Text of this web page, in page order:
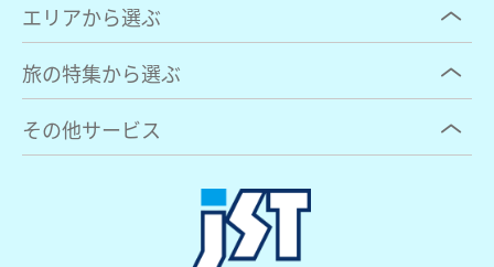
エリアから選ぶ
旅の特集から選ぶ
その他サービス